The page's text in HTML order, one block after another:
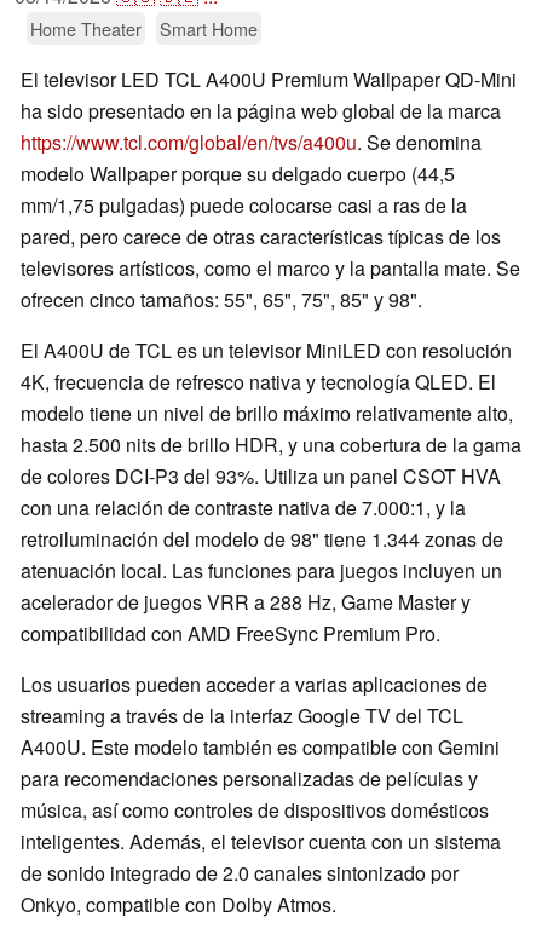
Home Theater Smart Home
El televisor LED TCL A400U Premium Wallpaper QD-Mini
ha sido presentado en la página web global de la marca
https://www.tcl.com/global/en/tvs/a400u. Se denomina
modelo Wallpaper porque su delgado cuerpo (44,5
mm/1,75 pulgadas) puede colocarse casi a ras de la
pared, pero carece de otras características típicas de los
televisores artísticos, como el marco y la pantalla mate. Se
ofrecen cinco tamaños: 55", 65", 75", 85" y 98".
El A400U de TCL es un televisor MiniLED con resolución
4K, frecuencia de refresco nativa y tecnología QLED. El
modelo tiene un nivel de brillo máximo relativamente alto,
hasta 2.500 nits de brillo HDR, y una cobertura de la gama
de colores DCI-P3 del 93%. Utiliza un panel CSOT HVA
con una relación de contraste nativa de 7.000:1, y la
retroiluminación del modelo de 98" tiene 1.344 zonas de
atenuación local. Las funciones para juegos incluyen un
acelerador de juegos VRR a 288 Hz, Game Master y
compatibilidad con AMD FreeSync Premium Pro.
Los usuarios pueden acceder a varias aplicaciones de
streaming a través de la interfaz Google TV del TCL
A400U. Este modelo también es compatible con Gemini
para recomendaciones personalizadas de películas y
música, así como controles de dispositivos domésticos
inteligentes. Además, el televisor cuenta con un sistema
de sonido integrado de 2.0 canales sintonizado por
Onkyo, compatible con Dolby Atmos.